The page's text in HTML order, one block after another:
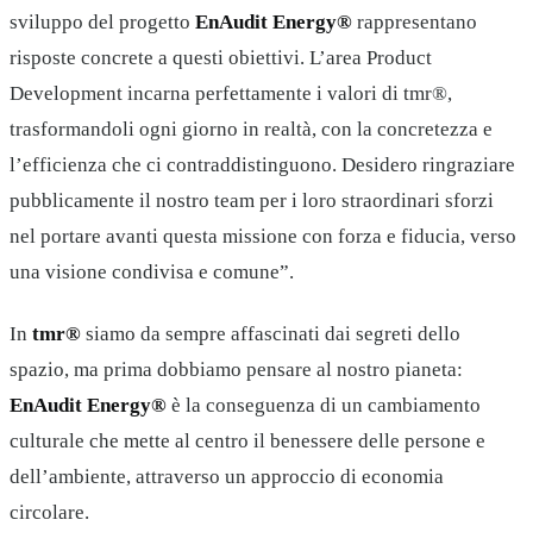
sviluppo del progetto EnAudit Energy® rappresentano
risposte concrete a questi obiettivi. L’area Product
Development incarna perfettamente i valori di tmr®,
trasformandoli ogni giorno in realtà, con la concretezza e
l’efficienza che ci contraddistinguono. Desidero ringraziare
pubblicamente il nostro team per i loro straordinari sforzi
nel portare avanti questa missione con forza e fiducia, verso
una visione condivisa e comune”.
In tmr® siamo da sempre affascinati dai segreti dello
spazio, ma prima dobbiamo pensare al nostro pianeta:
EnAudit Energy® è la conseguenza di un cambiamento
culturale che mette al centro il benessere delle persone e
dell’ambiente, attraverso un approccio di economia
circolare.